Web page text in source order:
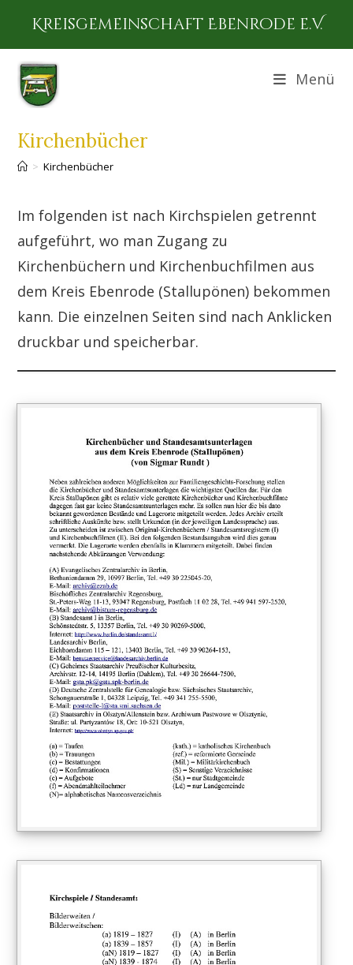
springen
Kreisgemeinschaft Ebenrode e.V.
Menü
Kirchenbücher
> Kirchenbücher
Im folgenden ist nach Kirchspielen getrennt
aufgeführt, wo man Zugang zu
Kirchenbüchern und Kirchenbuchfilmen aus
dem Kreis Ebenrode (Stallupönen) bekommen
kann. Die einzelnen Seiten sind nach Anklicken
druckbar und speicherbar.